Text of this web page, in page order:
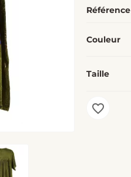
Référence
Couleur
Taille
favorite_border